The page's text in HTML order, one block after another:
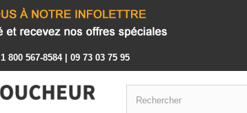
1 800 567-8584 | 09 73 03 75 95